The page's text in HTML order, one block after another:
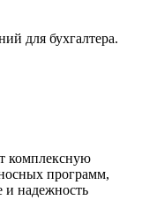
для бухгалтера.
комплексную
программ,
и надежность